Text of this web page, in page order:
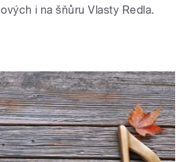
i na šňůru Vlasty Redla.